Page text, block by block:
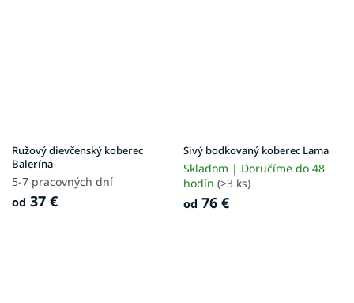
Ružový dievčenský koberec
Balerína
5-7 pracovných dní
od 37 €
Sivý bodkovaný koberec Lama
Skladom | Doručíme do 48
hodín (>3 ks)
od 76 €